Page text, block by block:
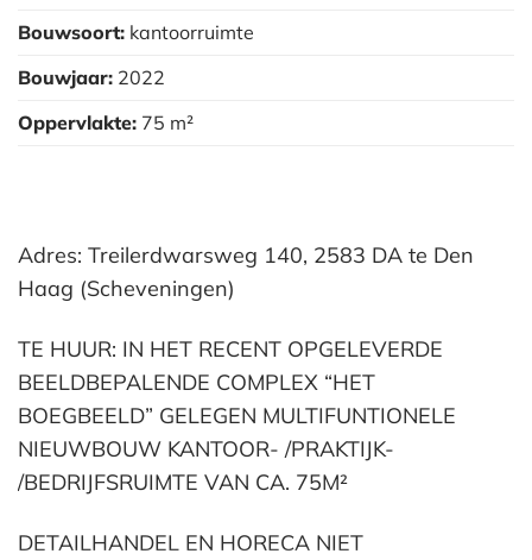
Bouwsoort: kantoorruimte
Bouwjaar: 2022
Oppervlakte: 75 m²
Adres: Treilerdwarsweg 140, 2583 DA te Den
Haag (Scheveningen)
TE HUUR: IN HET RECENT OPGELEVERDE
BEELDBEPALENDE COMPLEX “HET
BOEGBEELD” GELEGEN MULTIFUNTIONELE
NIEUWBOUW KANTOOR- /PRAKTIJK-
/BEDRIJFSRUIMTE VAN CA. 75M²
DETAILHANDEL EN HORECA NIET